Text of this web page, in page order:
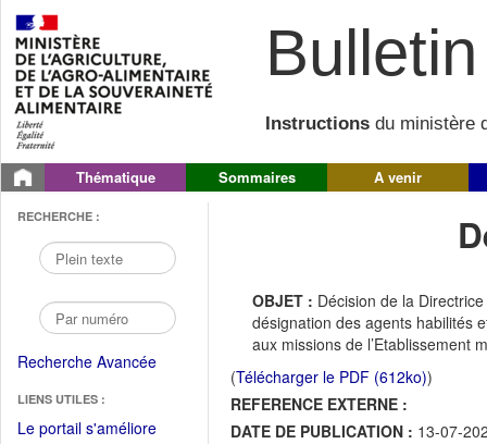
Instructions du ministère
Thématique Sommaires A venir
RECHERCHE :
Recherche Avancée
LIENS UTILES :
Le portail s'améliore(Fichier
OBJET : Décision de la
désignation des agents habilités
aux missions de l’Etablissement
(Télécharger le PDF (612ko))
REFERENCE EXTERNE :
DATE DE PUBLICATION : 13-07-